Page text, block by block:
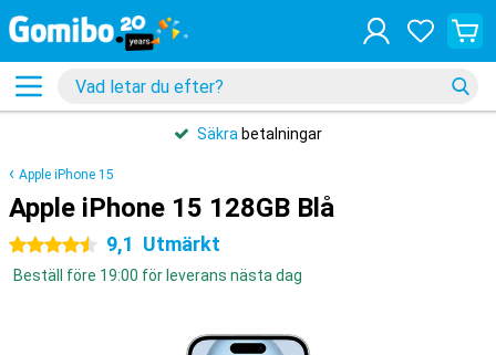
Säkra betalningar
Apple iPhone 15
Apple iPhone 15 128GB Blå
4.5 stjärnor 9,1 Utmärkt
Beställ före 19:00 för leverans nästa dag